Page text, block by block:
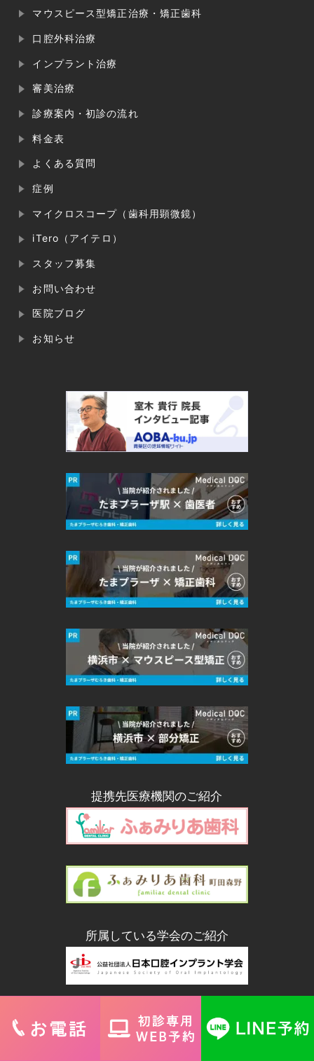
マウスピース型矯正治療・矯正歯科
口腔外科治療
インプラント治療
審美治療
診療案内・初診の流れ
料金表
よくある質問
症例
マイクロスコープ（歯科用顕微鏡）
iTero（アイテロ）
スタッフ募集
お問い合わせ
医院ブログ
お知らせ
提携先医療機関のご紹介
所属している学会のご紹介